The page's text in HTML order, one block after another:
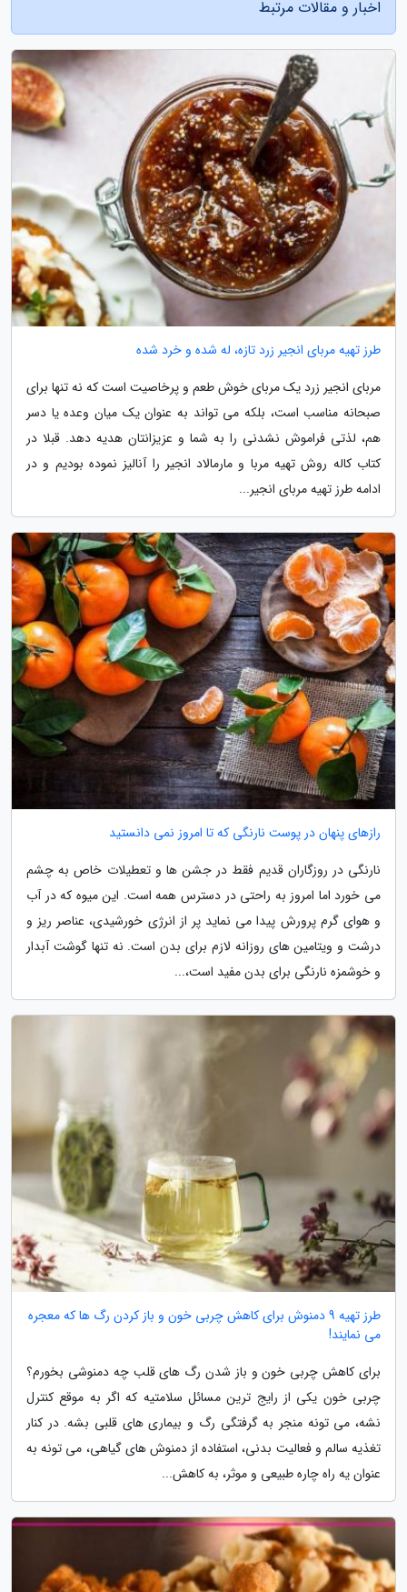
اخبار و مقالات مرتبط
طرز تهیه مربای انجیر زرد تازه، له شده و خرد شده
مربای انجیر زرد یک مربای خوش طعم و پرخاصیت است که نه تنها برای
صبحانه مناسب است، بلکه می تواند به عنوان یک میان وعده یا دسر
هم، لذتی فراموش نشدنی را به شما و عزیزانتان هدیه دهد. قبلا در
کتاب کاله روش تهیه مربا و مارمالاد انجیر را آنالیز نموده بودیم و در
ادامه طرز تهیه مربای انجیر...
رازهای پنهان در پوست نارنگی که تا امروز نمی دانستید
نارنگی در روزگاران قدیم فقط در جشن ها و تعطیلات خاص به چشم
می خورد اما امروز به راحتی در دسترس همه است. این میوه که در آب
و هوای گرم پرورش پیدا می نماید پر از انرژی خورشیدی، عناصر ریز و
درشت و ویتامین های روزانه لازم برای بدن است. نه تنها گوشت آبدار
و خوشمزه نارنگی برای بدن مفید است،...
طرز تهیه 9 دمنوش برای کاهش چربی خون و باز کردن رگ ها که معجره
می نمایند!
برای کاهش چربی خون و باز شدن رگ های قلب چه دمنوشی بخورم؟
چربی خون یکی از رایج ترین مسائل سلامتیه که اگر به موقع کنترل
نشه، می تونه منجر به گرفتگی رگ و بیماری های قلبی بشه. در کنار
تغذیه سالم و فعالیت بدنی، استفاده از دمنوش های گیاهی، می تونه به
عنوان یه راه چاره طبیعی و موثر، به کاهش...